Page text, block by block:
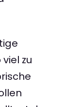
zu